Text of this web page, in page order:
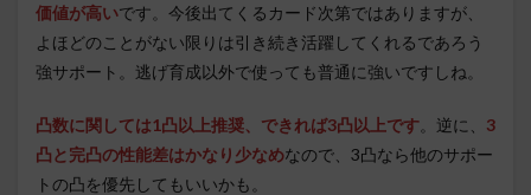
価値が高いです。今後出てくるカード次第ではありますが、
よほどのことがない限りは引き続き活躍してくれるであろう
強サポート。逃げ育成以外で使っても普通に強いですしね。
凸数に関しては1凸以上推奨、できれば3凸以上です。逆に、 3
凸と完凸の性能差はかなり少なめなので、3凸なら他のサポー
トの凸を優先してもいいかも。